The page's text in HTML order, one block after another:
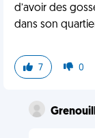
d’avoir des
dans son
7 0